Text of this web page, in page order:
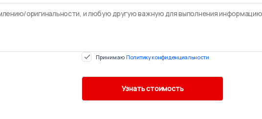
Принимаю Политику конфиденциальности